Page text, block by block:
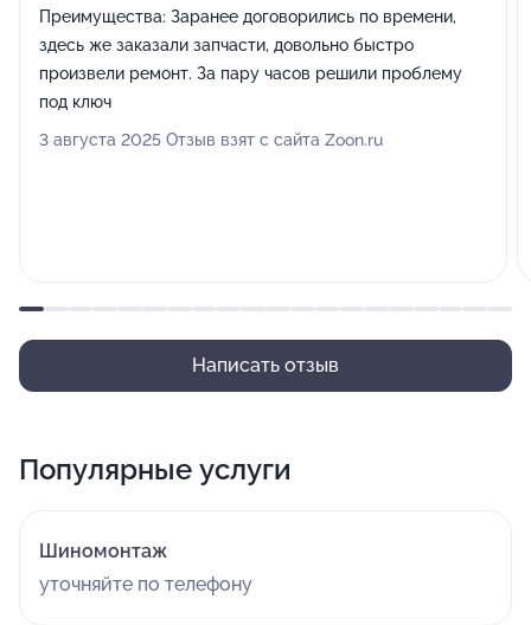
Преимущества: Заранее договорились по времени,
здесь же заказали запчасти, довольно быстро
произвели ремонт. За пару часов решили проблему
под ключ
3 августа 2025 Отзыв взят с сайта Zoon.ru
Написать отзыв
Популярные услуги
Шиномонтаж
уточняйте по телефону